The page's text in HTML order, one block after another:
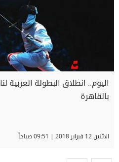
اليوم.. انطلاق البطولة العربية
بالقاهرة
الاثنين 12 فبراير 2018 | 09:51 صباحاً